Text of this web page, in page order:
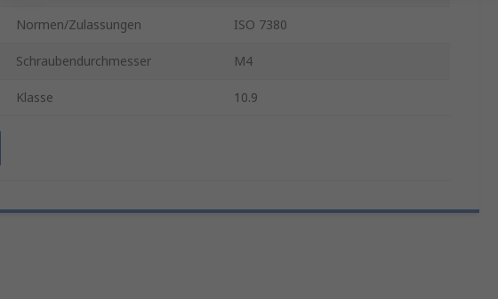
Normen/Zulassungen ISO 7380
Schraubendurchmesser M4
Klasse 10.9